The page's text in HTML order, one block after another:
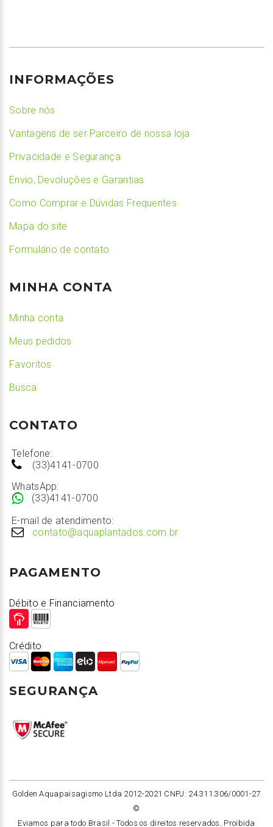
INFORMAÇÕES
Sobre nós
Vantagens de ser Parceiro de nossa loja
Privacidade e Segurança
Envio, Devoluções e Garantias
Como Comprar e Dúvidas Frequentes
Mapa do site
Formulário de contato
MINHA CONTA
Minha conta
Meus pedidos
Favoritos
Busca
CONTATO
Telefone:
(33)4141-0700
WhatsApp:
(33)4141-0700
E-mail de atendimento:
contato@aquaplantados.com.br
PAGAMENTO
Débito e Financiamento
Crédito
SEGURANÇA
Golden Aquapaisagismo Ltda 2012-2021 CNPJ: 24.311.306/0001-27
©
Eviamos para todo Brasil -Todos os direitos reservados. Proibida